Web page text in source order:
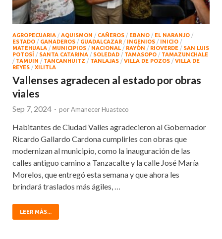
AGROPECUARIA / AQUISMON / CAÑEROS / EBANO / EL NARANJO /
ESTADO / GANADEROS / GUADALCAZAR / INGENIOS / INICIO /
MATEHUALA / MUNICIPIOS / NACIONAL / RAYÒN / RIOVERDE / SAN LUIS
POTOSÍ / SANTA CATARINA / SOLEDAD / TAMASOPO / TAMAZUNCHALE
/ TAMUIN / TANCANHUITZ / TANLAJAS / VILLA DE POZOS / VILLA DE
REYES / XILITLA
Vallenses agradecen al estado por obras
viales
Sep 7, 2024 - porAmanecer Huasteco
Habitantes de Ciudad Valles agradecieron al Gobernador
Ricardo Gallardo Cardona cumplirles con obras que
modernizan al municipio, como la inauguración de las
calles antiguo camino a Tanzacalte y la calle José María
Morelos, que entregó esta semana y que ahora les
brindará traslados más ágiles, …
LEER MÁS...